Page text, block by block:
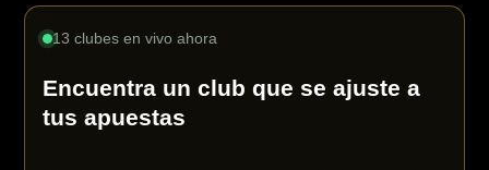
13 clubes en vivo ahora
Encuentra un club que se ajuste a
tus apuestas